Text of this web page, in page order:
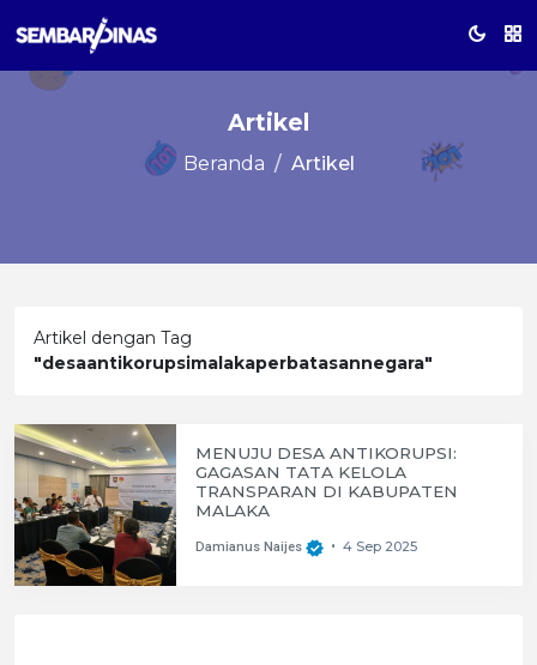
Artikel
Beranda Artikel
Artikel dengan Tag
"desaantikorupsimalakaperbatasannegara"
MENUJU DESA ANTIKORUPSI:
GAGASAN TATA KELOLA
TRANSPARAN DI KABUPATEN
MALAKA
Damianus Naijes • 4 Sep 2025